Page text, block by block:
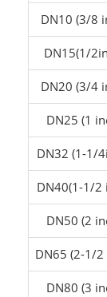
DN10 (3/8
DN15(1/
DN20 (3/4
DN25 (1
DN32 (1-1/
DN40(1-1/2
DN50 (2
DN65 (2-1/2
DN80 (3